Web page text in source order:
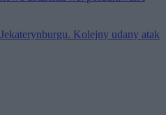
Kolejny udany atak